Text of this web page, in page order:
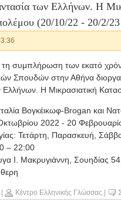
των Ελλήνων. Η
(20/10/22 - 20/2/
τη συμπλήρωση των εκατό
Σπουδών στην Αθήνα
Ελλήνων. Η Μικρασιατική
Βογκέικωφ-Brogan και
2022 - 20
Τετάρτη, Παρασκευή,
– 22:00
Ι. Μακρυγιάννη, Σουηδίας 54
Κέντρο Ελληνικής Γλώσσας